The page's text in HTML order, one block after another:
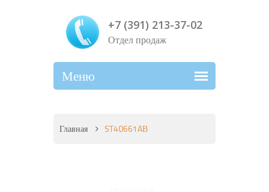
+7 (391) 213-37-02
Отдел продаж
Главная ST40661AВ